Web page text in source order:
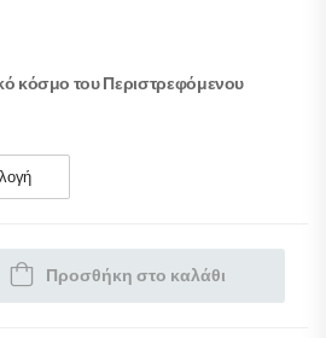
κόσμο του Περιστρεφόμενου
Προσθήκη στο καλάθι